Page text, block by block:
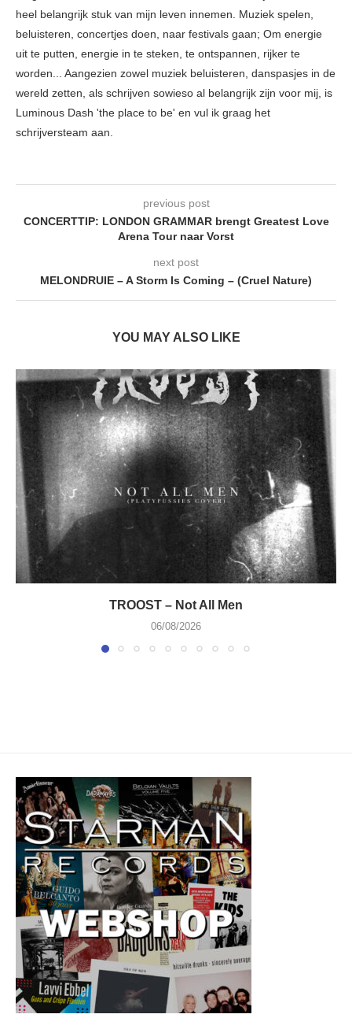
heel belangrijk stuk van mijn leven innemen. Muziek spelen,
beluisteren, concertjes doen, naar festivals gaan; Om energie
uit te putten, energie in te steken, te ontspannen, rijker te
worden... Aangezien zowel muziek beluisteren, danspasjes in de
wereld zetten, als schrijven sowieso al belangrijk zijn voor mij, is
Luminous Dash 'the place to be' en vul ik graag het
schrijversteam aan.
previous post
CONCERTTIP: LONDON GRAMMAR brengt Greatest Love
Arena Tour naar Vorst
next post
MELONDRUIE – A Storm Is Coming – (Cruel Nature)
YOU MAY ALSO LIKE
TROOST – Not All Men
06/08/2026